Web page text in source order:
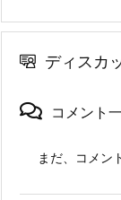
ディスカ
コメント
まだ、コメン